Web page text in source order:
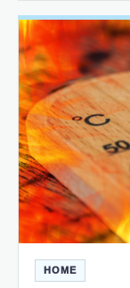
HOME